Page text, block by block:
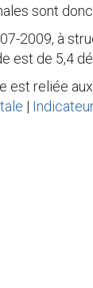
sont
2009, à
est de 5,4
est reliée
|